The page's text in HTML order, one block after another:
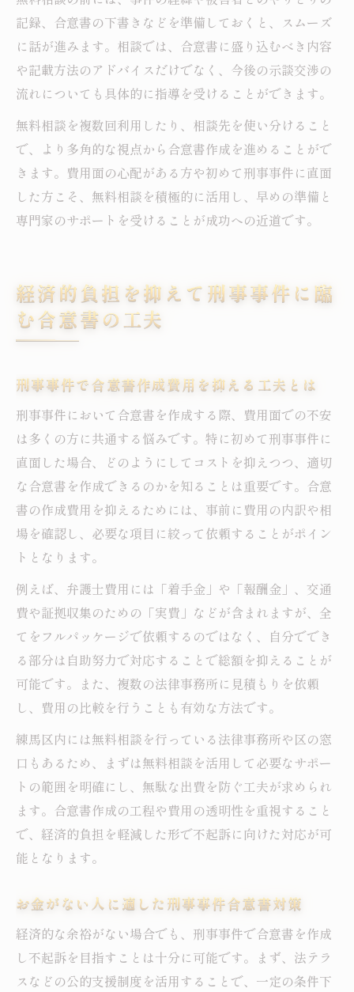
記録、合意書の下書きなどを準備しておくと、スムーズ
に話が進みます。相談では、合意書に盛り込むべき内容
や記載方法のアドバイスだけでなく、今後の示談交渉の
流れについても具体的に指導を受けることができます。
無料相談を複数回利用したり、相談先を使い分けること
で、より多角的な視点から合意書作成を進めることがで
きます。費用面の心配がある方や初めて刑事事件に直面
した方こそ、無料相談を積極的に活用し、早めの準備と
専門家のサポートを受けることが成功への近道です。
経済的負担を抑えて刑事事件に臨
む合意書の工夫
刑事事件で合意書作成費用を抑える工夫とは
刑事事件において合意書を作成する際、費用面での不安
は多くの方に共通する悩みです。特に初めて刑事事件に
直面した場合、どのようにしてコストを抑えつつ、適切
な合意書を作成できるのかを知ることは重要です。合意
書の作成費用を抑えるためには、事前に費用の内訳や相
場を確認し、必要な項目に絞って依頼することがポイン
トとなります。
例えば、弁護士費用には「着手金」や「報酬金」、交通
費や証拠収集のための「実費」などが含まれますが、全
てをフルパッケージで依頼するのではなく、自分ででき
る部分は自助努力で対応することで総額を抑えることが
可能です。また、複数の法律事務所に見積もりを依頼
し、費用の比較を行うことも有効な方法です。
練馬区内には無料相談を行っている法律事務所や区の窓
口もあるため、まずは無料相談を活用して必要なサポー
トの範囲を明確にし、無駄な出費を防ぐ工夫が求められ
ます。合意書作成の工程や費用の透明性を重視すること
で、経済的負担を軽減した形で不起訴に向けた対応が可
能となります。
お金がない人に適した刑事事件合意書対策
経済的な余裕がない場合でも、刑事事件で合意書を作成
し不起訴を目指すことは十分に可能です。まず、法テラ
スなどの公的支援制度を活用することで、一定の条件下